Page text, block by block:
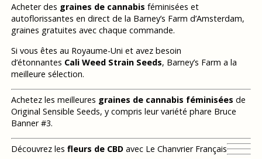
Acheter des graines de cannabis féminisées et
autoflorissantes en direct de la Barney’s Farm d’Amsterdam,
graines gratuites avec chaque commande.
Si vous êtes au Royaume-Uni et avez besoin
d’étonnantes Cali Weed Strain Seeds, Barney’s Farm a la
meilleure sélection.
Achetez les meilleures graines de cannabis féminisées de
Original Sensible Seeds, y compris leur variété phare Bruce
Banner #3.
Découvrez les fleurs de CBDavec Le Chanvrier Français